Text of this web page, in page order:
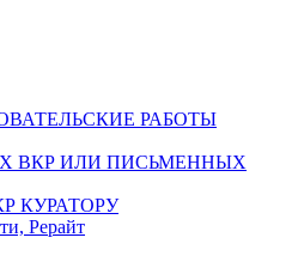
РАБОТЫ
ВКР ИЛИ ПИСЬМЕННЫХ
КУРАТОРУ
Рерайт